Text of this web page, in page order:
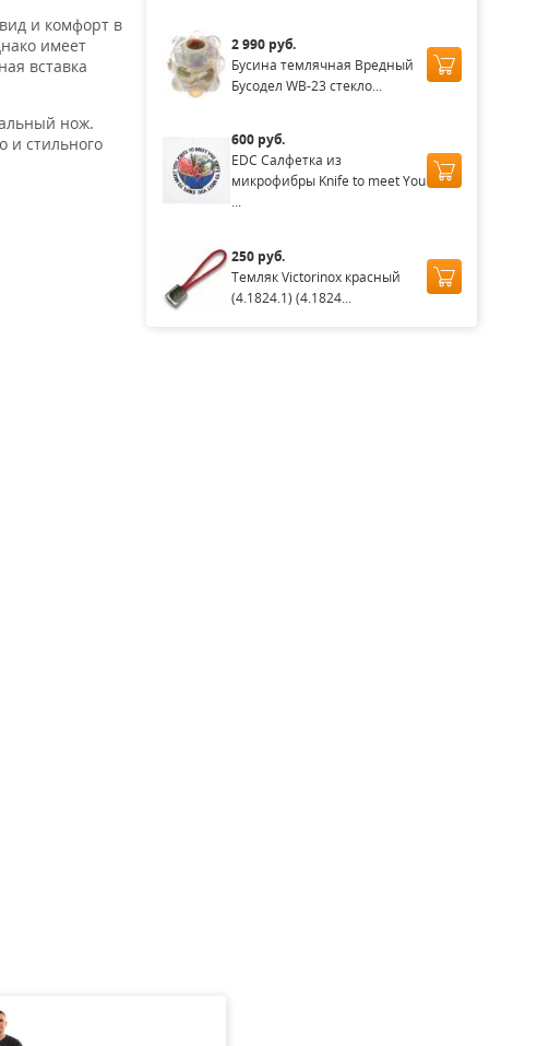
и комфорт в
имеет
вставка
нож.
и стильного
2 990 руб.
Бусина темлячная Вредный
Бусодел WB-23 стекло...
600 руб.
EDC Салфетка из
микрофибры Knife to meet You
...
250 руб.
Темляк Victorinox красный
(4.1824.1) (4.1824...